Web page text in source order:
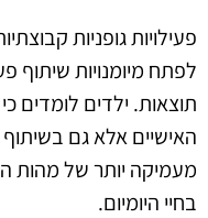
פעילויות גופניות
לפתח מיומנויות שיתוף
תוצאות. ילדים לומדים
האישיים אלא גם
מעמיקה יותר של מהות
בחיי היומיום.